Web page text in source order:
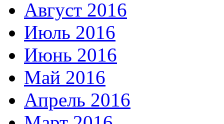
Август 2016
Июль 2016
Июнь 2016
Май 2016
Апрель 2016